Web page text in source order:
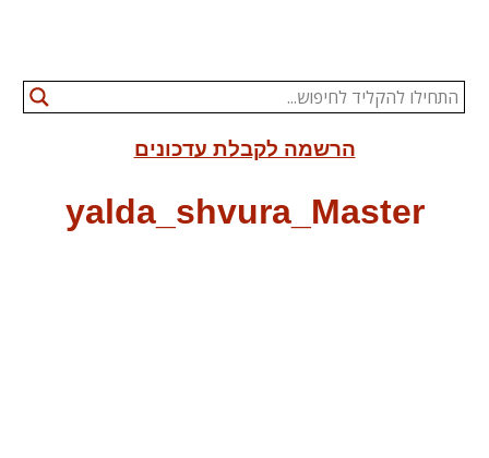
הרשמה לקבלת עדכונים
yalda_shvura_Master